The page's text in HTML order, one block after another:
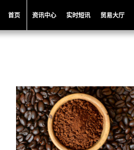
首页 资讯中心 实时短讯 贸易大厅